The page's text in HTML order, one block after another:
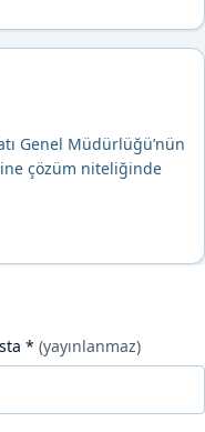
Genel Müdürlüğü’nün
çözüm niteliğinde
* (yayınlanmaz)